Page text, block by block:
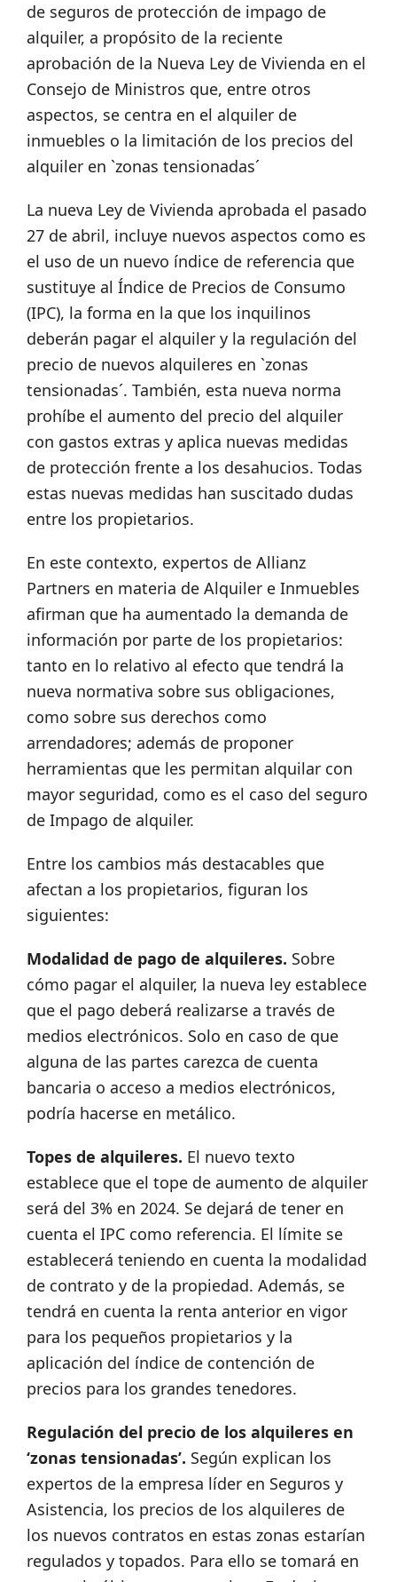
de seguros de protección de impago de
alquiler, a propósito de la reciente
aprobación de la Nueva Ley de Vivienda en el
Consejo de Ministros que, entre otros
aspectos, se centra en el alquiler de
inmuebles o la limitación de los precios del
alquiler en `zonas tensionadas´
La nueva Ley de Vivienda aprobada el pasado
27 de abril, incluye nuevos aspectos como es
el uso de un nuevo índice de referencia que
sustituye al Índice de Precios de Consumo
(IPC), la forma en la que los inquilinos
deberán pagar el alquiler y la regulación del
precio de nuevos alquileres en `zonas
tensionadas´. También, esta nueva norma
prohíbe el aumento del precio del alquiler
con gastos extras y aplica nuevas medidas
de protección frente a los desahucios. Todas
estas nuevas medidas han suscitado dudas
entre los propietarios.
En este contexto, expertos de Allianz
Partners en materia de Alquiler e Inmuebles
afirman que ha aumentado la demanda de
información por parte de los propietarios:
tanto en lo relativo al efecto que tendrá la
nueva normativa sobre sus obligaciones,
como sobre sus derechos como
arrendadores; además de proponer
herramientas que les permitan alquilar con
mayor seguridad, como es el caso del seguro
de Impago de alquiler.
Entre los cambios más destacables que
afectan a los propietarios, figuran los
siguientes:
Modalidad de pago de alquileres. Sobre
cómo pagar el alquiler, la nueva ley establece
que el pago deberá realizarse a través de
medios electrónicos. Solo en caso de que
alguna de las partes carezca de cuenta
bancaria o acceso a medios electrónicos,
podría hacerse en metálico.
Topes de alquileres. El nuevo texto
establece que el tope de aumento de alquiler
será del 3% en 2024. Se dejará de tener en
cuenta el IPC como referencia. El límite se
establecerá teniendo en cuenta la modalidad
de contrato y de la propiedad. Además, se
tendrá en cuenta la renta anterior en vigor
para los pequeños propietarios y la
aplicación del índice de contención de
precios para los grandes tenedores.
Regulación del precio de los alquileres en
‘zonas tensionadas’. Según explican los
expertos de la empresa líder en Seguros y
Asistencia, los precios de los alquileres de
los nuevos contratos en estas zonas estarían
regulados y topados. Para ello se tomará en